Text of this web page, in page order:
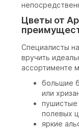
Цветы от
Специалисты
вручить
ассортименте
большие
или
пушистые
полевых
яркие